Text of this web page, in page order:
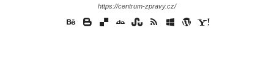
https://centrum-zpravy.cz/